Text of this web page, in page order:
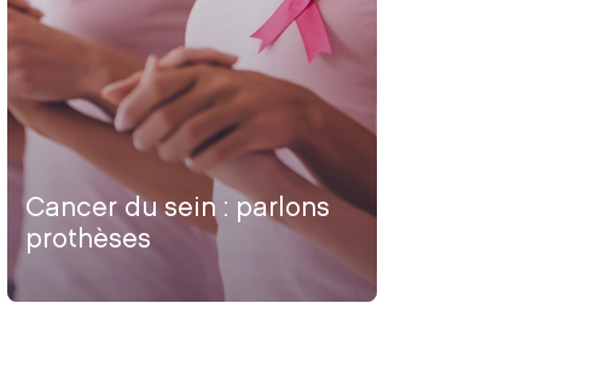
Cancer du sein : parlons
prothèses